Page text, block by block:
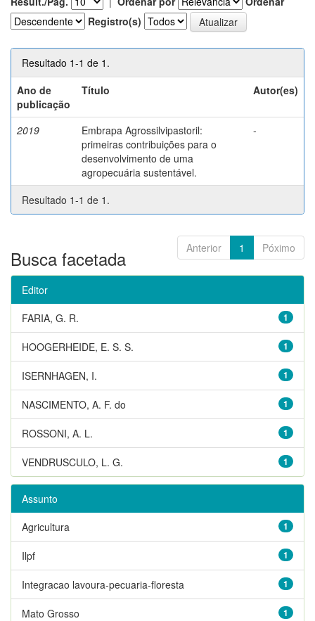
Registro(s)
Resultado 1-1 de 1.
Ano de
publicação
Título Autor(es)
2019
Embrapa Agrossilvipastoril:
primeiras contribuições para o
desenvolvimento de uma
agropecuária sustentável.
-
Resultado 1-1 de 1.
Anterior 1 Póximo
Busca facetada
Editor
1
FARIA, G. R.
1
HOOGERHEIDE, E. S. S.
1
ISERNHAGEN, I.
1
NASCIMENTO, A. F. do
1
ROSSONI, A. L.
1
VENDRUSCULO, L. G.
Assunto
1
Agricultura
1
Ilpf
1
Integracao lavoura-pecuaria-floresta
1
Mato Grosso